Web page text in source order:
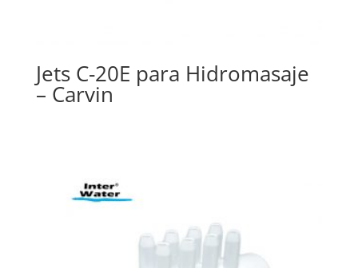
Jets C-20E para Hidromasaje
– Carvin